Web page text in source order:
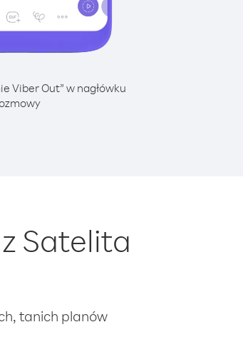
Viber Out” w nagłówku
Satelita
tanich planów